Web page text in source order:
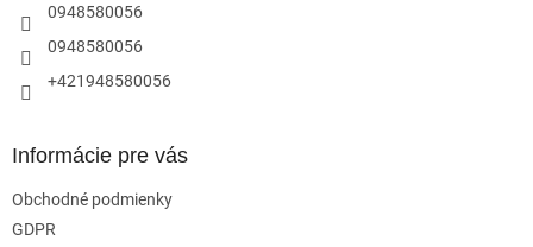
0948580056
0948580056
+421948580056
Informácie pre vás
Obchodné podmienky
GDPR